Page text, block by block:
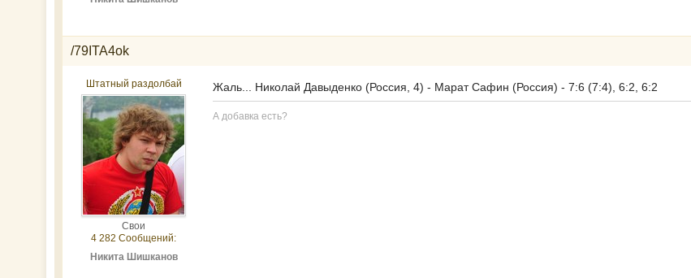
/79ITA4ok
Штатный раздолбай
Свои
4 282 Сообщений:
Никита Шишканов
Жаль... Николай Давыденко (Россия, 4) - Марат Сафин (Россия) - 7:6 (7:4), 6:2, 6:2
А добавка есть?